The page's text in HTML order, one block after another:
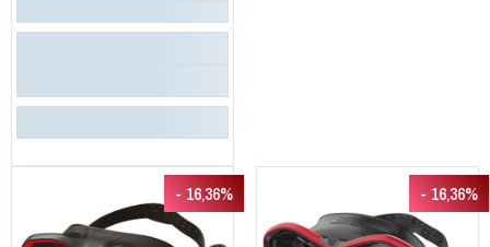
- 16,36% - 16,36%